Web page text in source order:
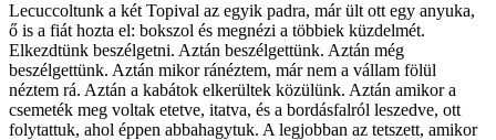
Lecuccoltunk a két Topival az egyik padra, már ült ott egy anyuka,
ő is a fiát hozta el: bokszol és megnézi a többiek küzdelmét.
Elkezdtünk beszélgetni. Aztán beszélgettünk. Aztán még
beszélgettünk. Aztán mikor ránéztem, már nem a vállam fölül
néztem rá. Aztán a kabátok elkerültek közülünk. Aztán amikor a
csemeték meg voltak etetve, itatva, és a bordásfalról leszedve, ott
folytattuk, ahol éppen abbahagytuk. A legjobban az tetszett, amikor